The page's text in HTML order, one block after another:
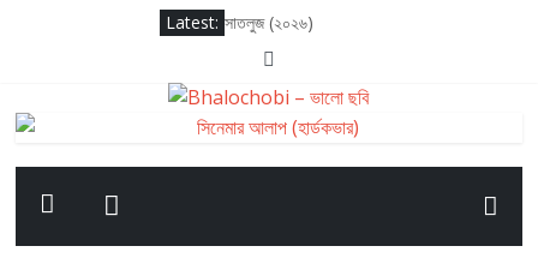
Latest: সাতলুজ (২০২৬)
আদর্শ বাল বিদ্যালয় (২০২৬)
লগ আউট (২০২৫)
দ্য ওডিসি (২০২৬)